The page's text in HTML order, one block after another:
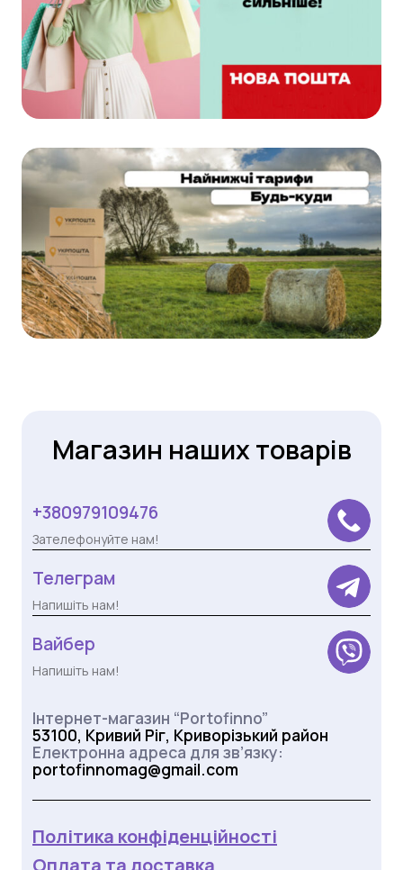
Магазин наших товарів
+380979109476
Зателефонуйте нам!
Телеграм
Напишіть нам!
Вайбер
Напишіть нам!
Інтернет-магазин “Portofinno”
53100, Кривий Ріг, Криворізький район
Електронна адреса для зв’язку:
portofinnomag@gmail.com
Політика конфіденційності
Оплата та доставка